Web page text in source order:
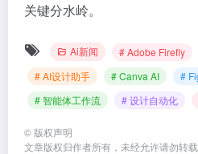
关键分水岭。
Ai新闻 # Adobe Firefly
# AI设计助手
# Canva AI #
# 智能体工作流
# 设计自动化
© 版权声明
文章版权归作者所有，未经允许请勿转载